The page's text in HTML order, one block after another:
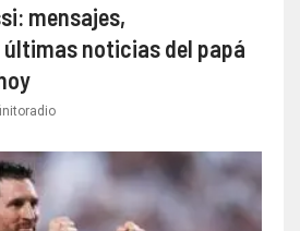
mensajes,
últimas noticias del papá